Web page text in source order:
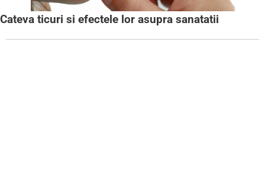
Cateva ticuri si efectele lor asupra sanatatii